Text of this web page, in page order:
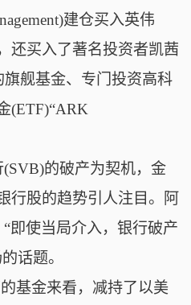
建仓买入英伟
还买入了著名投资者凯茜
旗舰基金、专门投资高科
(ETF)“ARK
的破产为契机，金
行股的趋势引人注目。阿
即使当局介入，银行破产
话题。
基金来看，减持了以美